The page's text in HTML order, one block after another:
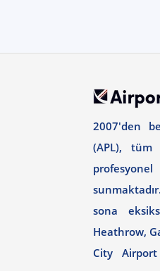
2007'den
(APL), tüm
sona
Heathrow,
City